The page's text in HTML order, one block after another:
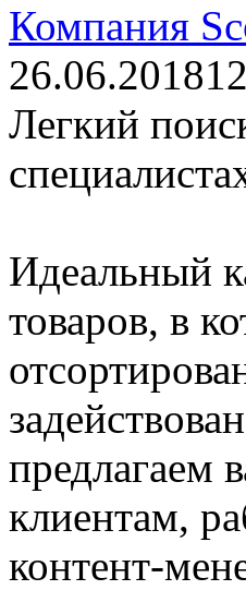
Компания
26.06.2018
Легкий
Идеальный
товаров, в
предлагаем
клиентам,
контент-